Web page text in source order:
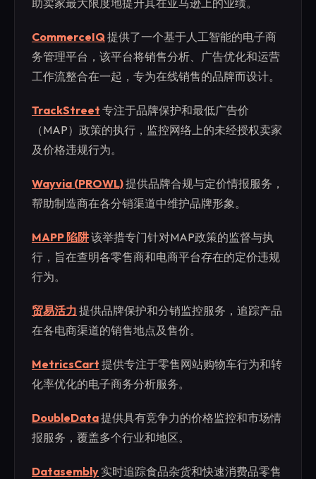
助卖家最大限度地提升其在亚马逊上的业绩。
CommerceIQ提供了一个基于人工智能的电子商
务管理平台，该平台将销售分析、广告优化和运营
工作流整合在一起，专为在线销售的品牌而设计。
TrackStreet 专注于品牌保护和最低广告价
（MAP）政策的执行，监控网络上的未经授权卖家
及价格违规行为。
Wayvia (PROWL)提供品牌合规与定价情报服务，
帮助制造商在各分销渠道中维护品牌形象。
MAPP 陷阱该举措专门针对MAP政策的监督与执
行，旨在查明各零售商和电商平台存在的定价违规
行为。
贸易活力 提供品牌保护和分销监控服务，追踪产品
在各电商渠道的销售地点及售价。
MetricsCart 提供专注于零售网站购物车行为和转
化率优化的电子商务分析服务。
DoubleData提供具有竞争力的价格监控和市场情
报服务，覆盖多个行业和地区。
Datasembly 实时追踪食品杂货和快速消费品零售